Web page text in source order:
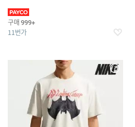
구매 999+
11번가